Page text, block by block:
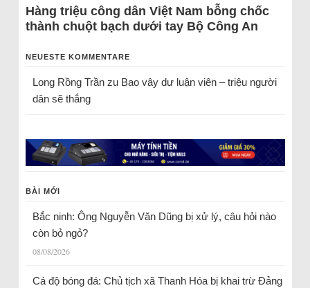
Hàng triệu công dân Việt Nam bỗng chốc
thành chuột bạch dưới tay Bộ Công An
NEUESTE KOMMENTARE
Long Rồng Trầnzu Bao vây dư luận viên – triệu người
dân sẽ thắng
BÀI MỚI
Bắc ninh: Ông Nguyễn Văn Dũng bị xử lý, câu hỏi nào
còn bỏ ngỏ?
08/08/2026
Cá độ bóng đá: Chủ tịch xã Thanh Hóa bị khai trừ Đảng